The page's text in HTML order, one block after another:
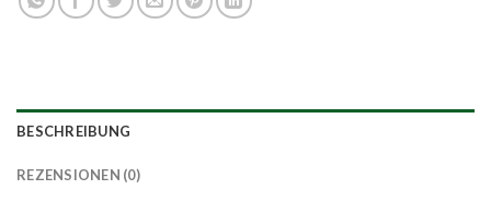
BESCHREIBUNG
REZENSIONEN (0)